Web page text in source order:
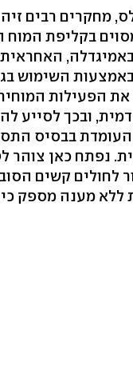
מחקרים רבים
בקליפת המוח
השימוש
הפעילות
ובכך לסייע
בבסיס
נפתח כאן צוהר
לחולים קשים
ללא מענה מספק